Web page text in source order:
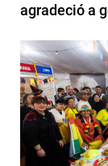
agradeció a